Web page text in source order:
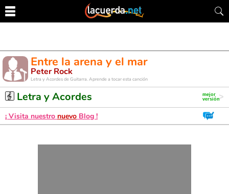
Entre la arena y el mar
Peter Rock
Letra y Acordes de Guitarra. Aprende a tocar esta canción
Letra y Acordes
¡ Visita nuestro nuevo Blog !